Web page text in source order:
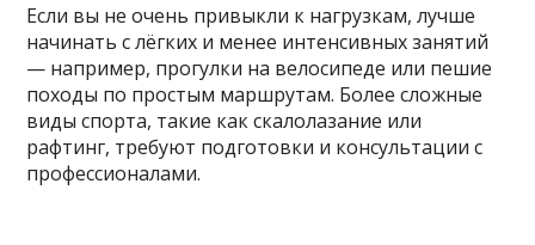
Если вы не очень привыкли к нагрузкам, лучше
начинать с лёгких и менее интенсивных занятий
— например, прогулки на велосипеде или пешие
походы по простым маршрутам. Более сложные
виды спорта, такие как скалолазание или
рафтинг, требуют подготовки и консультации с
профессионалами.